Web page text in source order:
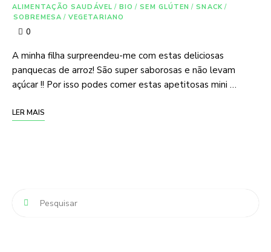
ALIMENTAÇÃO SAUDÁVEL / BIO / SEM GLÚTEN / SNACK /
SOBREMESA / VEGETARIANO
0
A minha filha surpreendeu-me com estas deliciosas
panquecas de arroz! São super saborosas e não levam
açúcar !! Por isso podes comer estas apetitosas mini …
LER MAIS